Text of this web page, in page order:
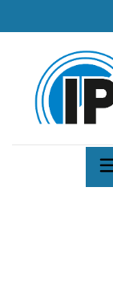
στο
περιεχόμενο